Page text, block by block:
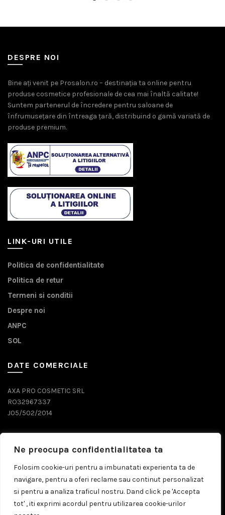
Ne preocupa confidentialitatea ta
Folosim cookie-uri pentru a imbunatati experienta ta de
navigare, pentru a oferi reclame sau continut personalizat
si pentru a analiza traficul nostru. Dand click pe 'Accepta
tot' , iti exprimi acordul pentru utilizarea cookie-urilor
DESPRE NOI
Bine ați venit pe Prosalon.ro – destinația ta online pentru
produse cosmetice profesionale de cea mai înaltă calitate!
Suntem partenerul de încredere pentru saloane de
înfrumusețare din întreaga țară, distribuind o gamă variată de
produse premium.
LINK-URI UTILE
Politica de confidentialitate
Politica de retur
Termeni si conditii
Despre noi
ANPC
SOL
DATE COMERCIALE
AXA PRO COSMETIC SRL
RO32967337
J05/502/2014
0743 071 579
comenzi@prosalon.ro